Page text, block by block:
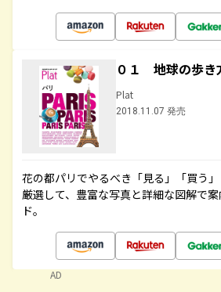
０１ 地球の歩
Plat
2018.11.07 発売
花の都パリでやるべき「見る」「買う
厳選して、豊富な写真と詳細な図解で
ド。
AD